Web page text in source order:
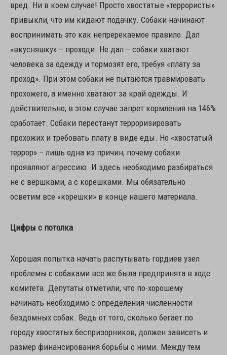
вред. Ни в коем случае! Просто хвостатые «террористы»
привыкли, что им кидают подачку. Собаки начинают
воспринимать это как непререкаемое правило. Дал
«вкусняшку» – проходи. Не дал – собаки хватают
человека за одежду и тормозят его, требуя «плату за
проход». При этом собаки не пытаются травмировать
прохожего, а именно хватают за край одежды. И
действительно, в этом случае запрет кормления на 146%
сработает. Собаки перестанут терроризировать
прохожих и требовать плату в виде еды. Но «хвостатый
террор» – лишь одна из причин, почему собаки
проявляют агрессию. И здесь необходимо разбираться
не с вершками, а с корешками. Мы обязательно
осветим все «корешки» в конце нашего материала.
Цифры с потолка
Хорошая попытка начать распутывать гордиев узел
проблемы с собаками все же была предпринята в ходе
комитета. Депутаты отметили, что по-хорошему
начинать необходимо с определения численности
бездомных собак. Ведь от того, сколько бегает по
городу хвостатых беспризорников, должен зависеть и
размер финансирования борьбы с ними. Между тем